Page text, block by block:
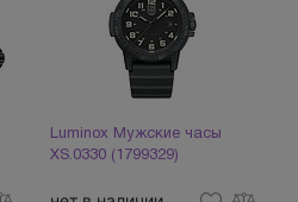
Luminox Мужские часы
XS.0330 (1799329)